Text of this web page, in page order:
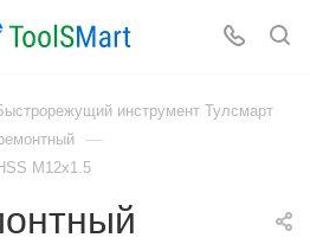
инструмент Тулсмарт
—
M12x1.5